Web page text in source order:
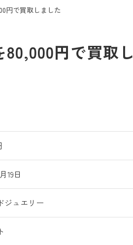
円で買取しました
円で買取し
19日
ジュエリー